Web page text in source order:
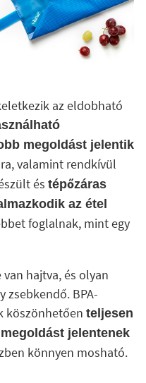
az eldobható
megoldást jelentik
valamint rendkívül
és tépőzáras
az étel
foglalnak, mint egy
hajtva, és olyan
zsebkendő. BPA-
köszönhetően teljesen
jelentenek
könnyen mosható.